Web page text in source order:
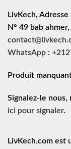
LivKech, Adresse
N° 49 bab
WhatsApp :
Produit
Signalez-le nous,
ici pour signaler.
LivKech.com est